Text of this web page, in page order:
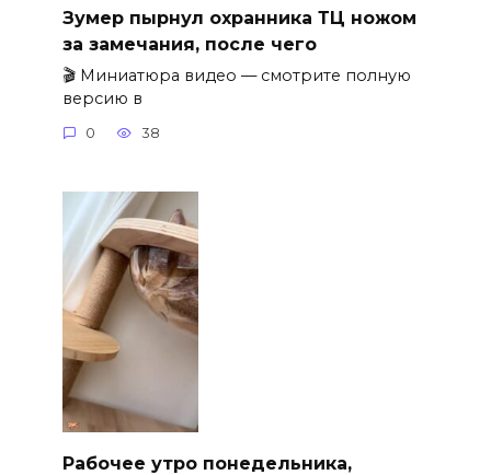
Зумер пырнул охранника ТЦ ножом
за замечания, после чего
🎬 Миниатюра видео — смотрите полную
версию в
0 38
Рабочее утро понедельника,